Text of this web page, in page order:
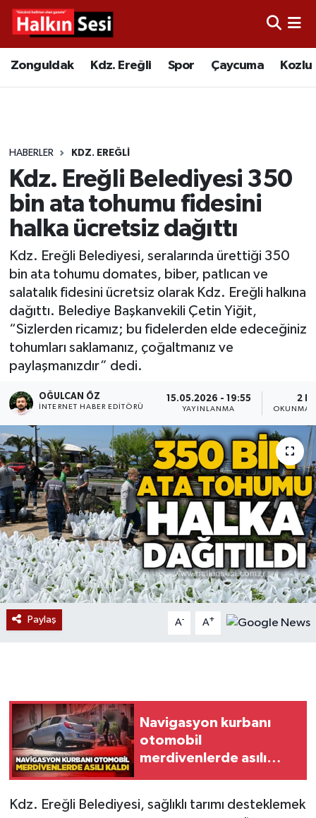
Zonguldak Kdz. Ereğli Spor Çaycuma Kozlu
HABERLER KDZ. EREĞLI
Kdz. Ereğli Belediyesi 350
bin ata tohumu fidesini
halka ücretsiz dağıttı
Kdz. Ereğli Belediyesi, seralarında ürettiği 350
bin ata tohumu domates, biber, patlıcan ve
salatalık fidesini ücretsiz olarak Kdz. Ereğli halkına
dağıttı. Belediye Başkanvekili Çetin Yiğit,
“Sizlerden ricamız; bu fidelerden elde edeceğiniz
tohumları saklamanız, çoğaltmanız ve
paylaşmanızdır” dedi.
OĞULCAN ÖZ
İNTERNET HABER EDITÖRÜ
15.05.2026 - 19:55
YAYINLANMA
2
OKUNMA
Paylaş A- A+
Navigasyon kurbanı
otomobil
merdivenlerde asılı
Kdz. Ereğli Belediyesi, sağlıklı tarımı desteklemek
Video
Çaycuma
Alaplı
Asayiş
Bartın
Karabük
Devrek
ÇEVRE
BİLİM VE TEKNOLOJİ
DUNYA
Düzce
Eğitim
Ekonomi
Genel
GÜNDEM
İş ilanı
Kilimli
Kültür - Sanat
Merkez Hava Durumu
Tüm Manşetler
Son Dakika Haberleri
Haber Arşivi